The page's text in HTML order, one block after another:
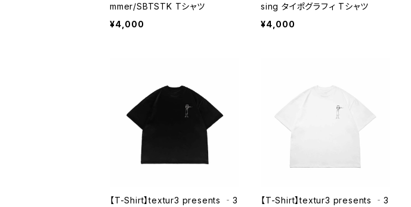
mmer/SBTSTK Tシャツ
¥4,000
sing タイポグラフィ Tシャツ
¥4,000
【T-Shirt】textur3 presents ‐3
【T-Shirt】textur3 presents ‐3